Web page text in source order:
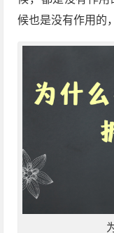
候也是没有作用的